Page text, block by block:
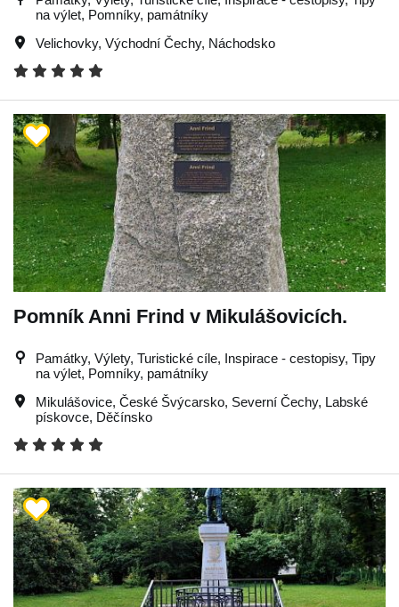
na výlet, Pomníky, památníky
Velichovky, Východní Čechy, Náchodsko
Pomník Anni Frind v Mikulášovicích.
Památky, Výlety, Turistické cíle, Inspirace - cestopisy, Tipy
na výlet, Pomníky, památníky
Mikulášovice, České Švýcarsko, Severní Čechy, Labské
pískovce, Děčínsko